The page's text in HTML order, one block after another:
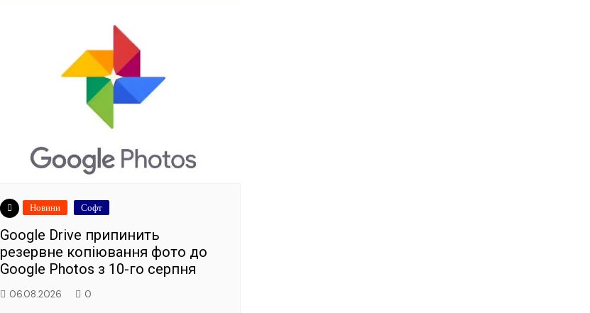
Новини Софт
Google Drive припинить
резервне копіювання фото до
Google Photos з 10-го серпня
06.08.2026 0